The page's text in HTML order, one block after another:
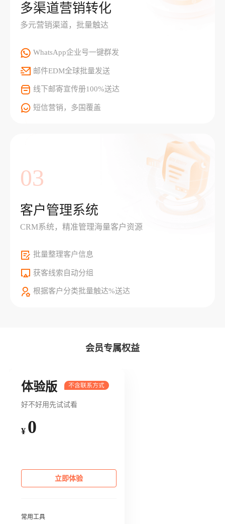
多渠道营销转化
多元营销渠道，批量触达
WhatsApp企业号一键群发
邮件EDM全球批量发送
线下邮寄宣传册100%送达
短信营销，多国覆盖
03
客户管理系统
CRM系统，精准管理海量客户资源
批量整理客户信息
获客线索自动分组
根据客户分类批量触达%送达
会员专属权益
体验版
好不好用先试试看
¥ 0
立即体验
常用工具